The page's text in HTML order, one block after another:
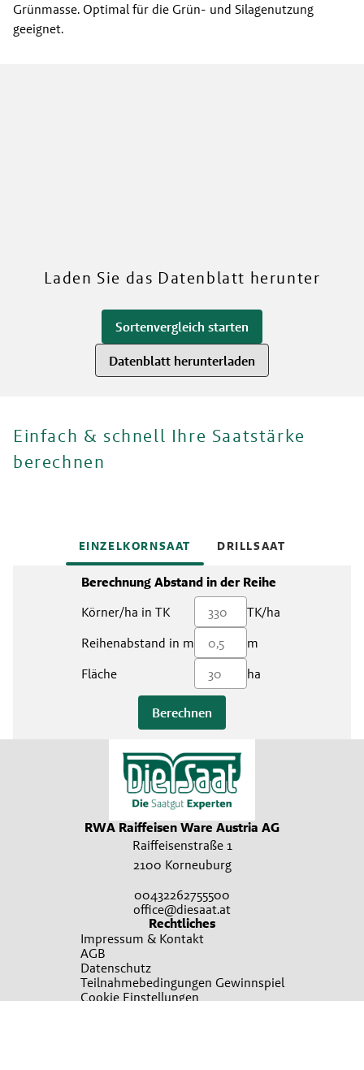
Grünmasse. Optimal für die Grün- und Silagenutzung
geeignet.
Mehr über unsere Sorten
Laden Sie das Datenblatt herunter
Sortenvergleich starten
Datenblatt herunterladen
Einfach & schnell Ihre Saatstärke
berechnen
EINZELKORNSAAT DRILLSAAT
Berechnung Abstand in der Reihe
Körner/ha in TK
TK/ha
Reihenabstand in m
m
Fläche
ha
Berechnen
RWA Raiffeisen Ware Austria AG
Raiffeisenstraße 1
2100 Korneuburg
00432262755500
office@diesaat.at
Rechtliches
Impressum & Kontakt
AGB
Datenschutz
Teilnahmebedingungen Gewinnspiel
Cookie Einstellungen